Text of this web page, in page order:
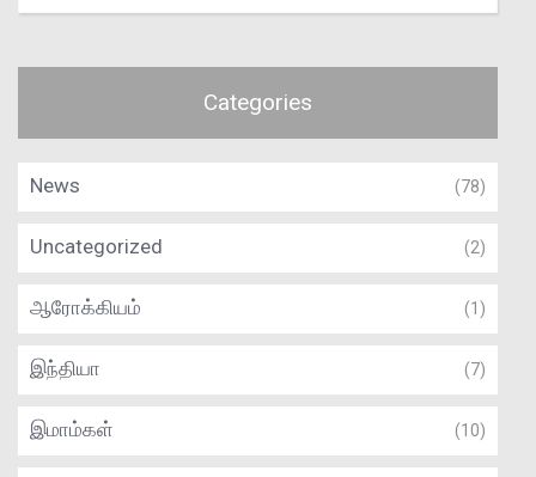
Categories
News (78)
Uncategorized (2)
ஆரோக்கியம் (1)
இந்தியா (7)
இமாம்கள் (10)